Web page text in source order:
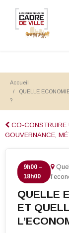
Accueil
QUELLE
?
CO-CONSTRUIRE
GOUVERNANCE,
9h00 –
18h00
QUELLE
ET